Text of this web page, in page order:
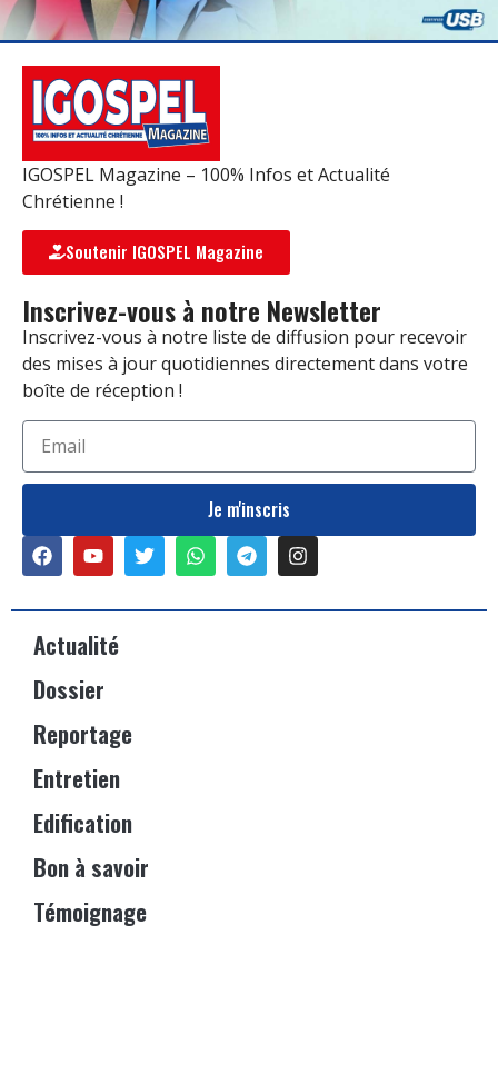
IGOSPEL Magazine – 100% Infos et Actualité
Chrétienne !
Soutenir IGOSPEL Magazine
Inscrivez-vous à notre Newsletter
Inscrivez-vous à notre liste de diffusion pour recevoir
des mises à jour quotidiennes directement dans votre
boîte de réception !
Je m'inscris
Actualité
Dossier
Reportage
Entretien
Edification
Bon à savoir
Témoignage